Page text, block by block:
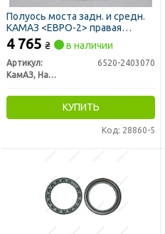
Полуось моста задн. и средн.
КАМАЗ <ЕВРО-2> правая
короткая (пр-во КамАЗ)
4 765 ₴ в наличии
Артикул:
6520-2403070
КамАЗ, Набережные Челны
КУПИТЬ
Код: 28860-5